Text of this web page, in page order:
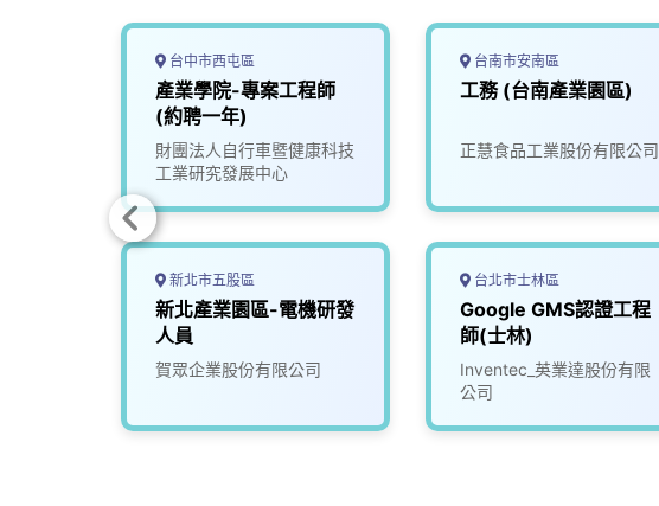
台中市西屯區
產業學院-專案工程師
(約聘一年)
財團法人自行車暨健康科技
工業研究發展中心
新北市五股區
新北產業園區-電機研發
人員
賀眾企業股份有限公司
台南市安南區
工務 (台南產業園區)
正慧食品工業股份有限公司
台北市士林區
Google GMS認證工程
師(士林)
Inventec_英業達股份有限
公司